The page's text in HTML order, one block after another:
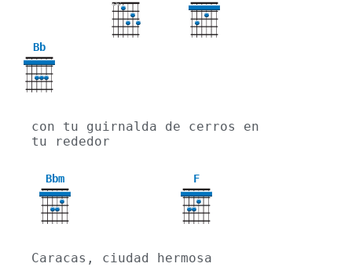
XX
Bb
con tu guirnalda de cerros en
tu rededor
Bbm F
Caracas, ciudad hermosa